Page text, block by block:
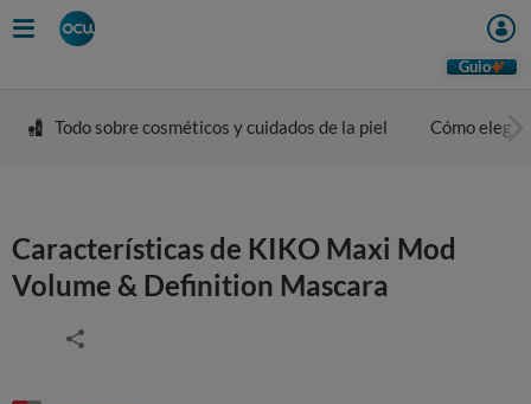
Guio
Todo sobre cosméticos y cuidados de la piel Cómo elegir
Características de KIKO Maxi Mod
Volume & Definition Mascara